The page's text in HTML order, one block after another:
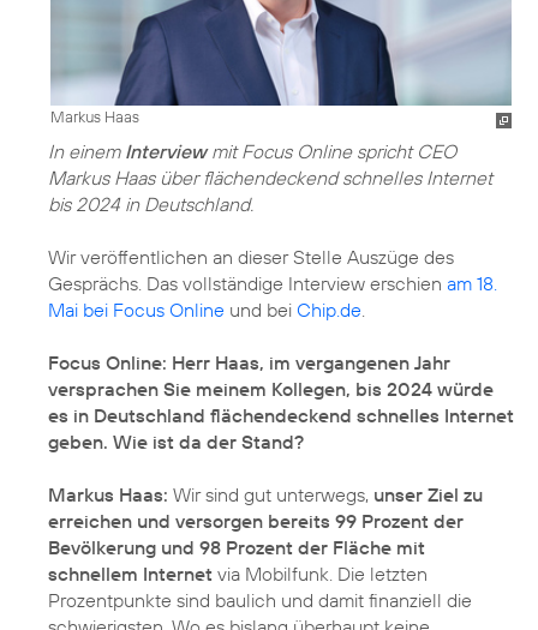
Markus Haas
In einem Interviewmit Focus Online spricht CEO
Markus Haas über flächendeckend schnelles Internet
bis 2024 in Deutschland.
Wir veröffentlichen an dieser Stelle Auszüge des
Gesprächs. Das vollständige Interview erschien am 18.
Mai bei Focus Online und bei Chip.de
Focus Online: Herr Haas, im vergangenen Jahr
versprachen Sie meinem Kollegen, bis 2024 würde
es in Deutschland flächendeckend schnelles Internet
geben. Wie ist da der Stand?
Markus Haas: Wir sind gut unterwegs, unser Ziel zu
erreichen und versorgen bereits 99 Prozent der
Bevölkerung und 98 Prozent der Fläche mit
schnellem Internet via Mobilfunk. Die letzten
Prozentpunkte sind baulich und damit finanziell die